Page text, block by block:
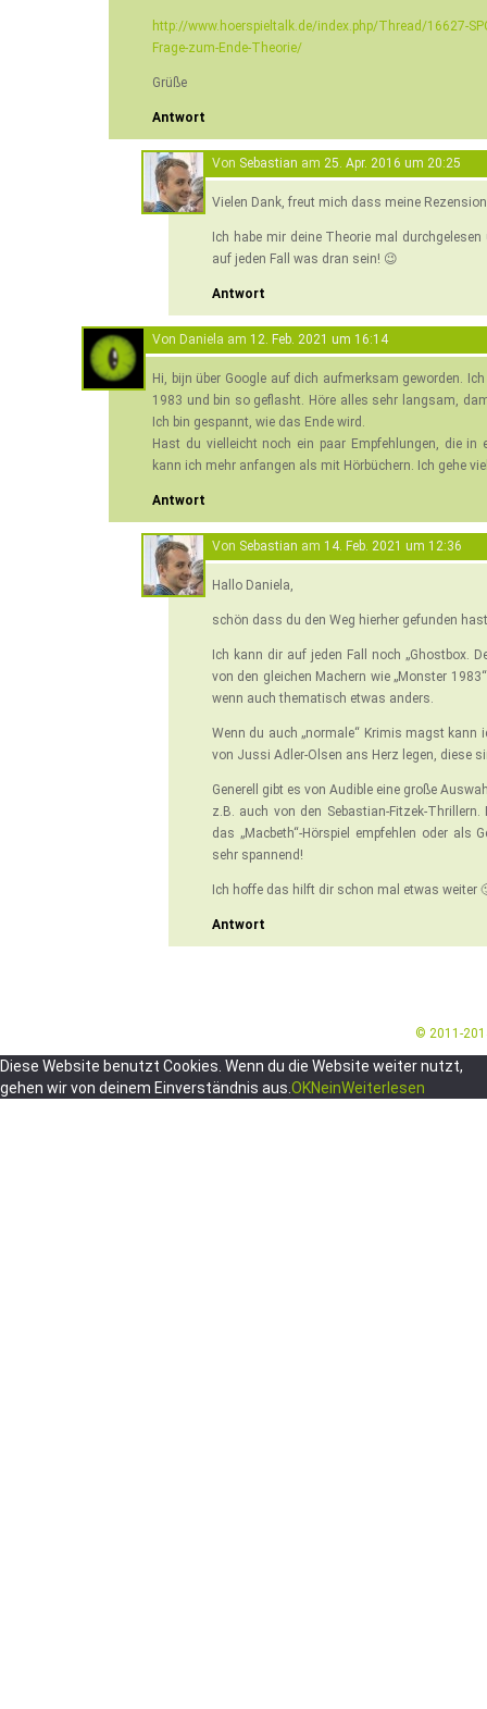
http://www.hoerspieltalk.de/index.php/Thread/16627-
Frage-zum-Ende-Theorie/
Grüße
Antwort
Von Sebastian am 25. Apr. 2016 um 20:25
Vielen Dank, freut mich dass meine
Ich habe mir deine Theorie mal
auf jeden Fall was dran sein! 😉
Antwort
Von Daniela am 12. Feb. 2021 um 16:14
Hi, bijn über Google auf dich aufmerksam geworden.
1983 und bin so geflasht. Höre alles sehr langsam,
Ich bin gespannt, wie das Ende wird.
Hast du vielleicht noch ein paar Empfehlungen, die in
kann ich mehr anfangen als mit Hörbüchern. Ich gehe
Antwort
Von Sebastian am 14. Feb. 2021 um 12:36
Hallo Daniela,
schön dass du den Weg hierher gefunden
Ich kann dir auf jeden Fall noch „Ghostbox.
von den gleichen Machern wie „Monster
wenn auch thematisch etwas anders.
Wenn du auch „normale“ Krimis magst kann
von Jussi Adler-Olsen ans Herz legen, diese
Generell gibt es von Audible eine große
z.B. auch von den Sebastian-Fitzek-
das „Macbeth“-Hörspiel empfehlen oder als
sehr spannend!
Ich hoffe das hilft dir schon mal etwas weiter
Antwort
© 2011-
Diese Website benutzt Cookies. Wenn du die Website weiter nutzt,
gehen wir von deinem Einverständnis aus. OKNeinWeiterlesen